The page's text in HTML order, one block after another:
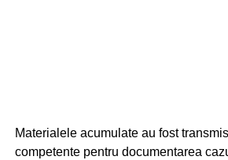
Materialele acumulate au fost
competente pentru documentarea